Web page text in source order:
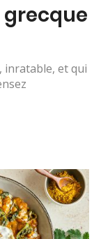
grecque
inratable, et qui